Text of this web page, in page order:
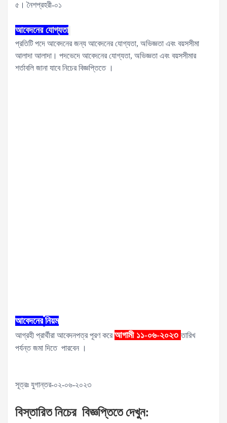
৫। নৈশপ্রহরী-০১
আবেদনের যোগ্যতা
প্রতিটি পদে আবেদনের জন্য আবেদনের যোগ্যতা, অভিজ্ঞতা এবং বয়সসীমা
আলাদা আলাদা। পদভেদে আবেদনের যোগ্যতা, অভিজ্ঞতা এবং বয়সসীমার
শর্তাবলি জানা যাবে নিচের বিজ্ঞপ্তিতে ।
আবেদনের নিয়ম
আগ্রহী প্রার্থীরা আবেদনপত্র পূরণ করেআগামী ১১-০৬-২০২৩তারিখ
পর্যন্ত জমা দিতে পারবেন ।
সূত্রঃ যুগান্তর-০২-০৬-২০২৩
বিস্তারিতনিচের বিজ্ঞপ্তিতে দেখুন: